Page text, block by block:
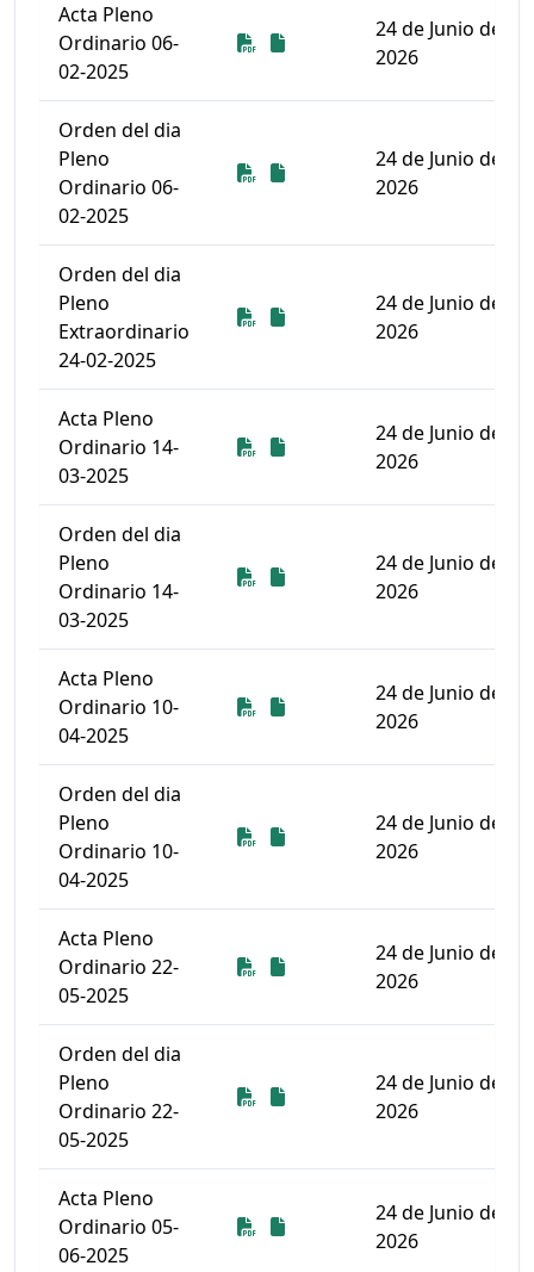
Acta Pleno
Ordinario 06-
02-2025
Descarga
Descarga
24 de Junio de
2026
Orden del dia
Pleno
Ordinario 06-
02-2025
Descarga
Descarga
24 de Junio de
2026
Orden del dia
Pleno
Extraordinario
24-02-2025
Descarga
Descarga
24 de Junio de
2026
Acta Pleno
Ordinario 14-
03-2025
Descarga
Descarga
24 de Junio de
2026
Orden del dia
Pleno
Ordinario 14-
03-2025
Descarga
Descarga
24 de Junio de
2026
Acta Pleno
Ordinario 10-
04-2025
Descarga
Descarga
24 de Junio de
2026
Orden del dia
Pleno
Ordinario 10-
04-2025
Descarga
Descarga
24 de Junio de
2026
Acta Pleno
Ordinario 22-
05-2025
Descarga
Descarga
24 de Junio de
2026
Orden del dia
Pleno
Ordinario 22-
05-2025
Descarga
Descarga
24 de Junio de
2026
Acta Pleno
Ordinario 05-
06-2025
Descarga
Descarga
24 de Junio de
2026